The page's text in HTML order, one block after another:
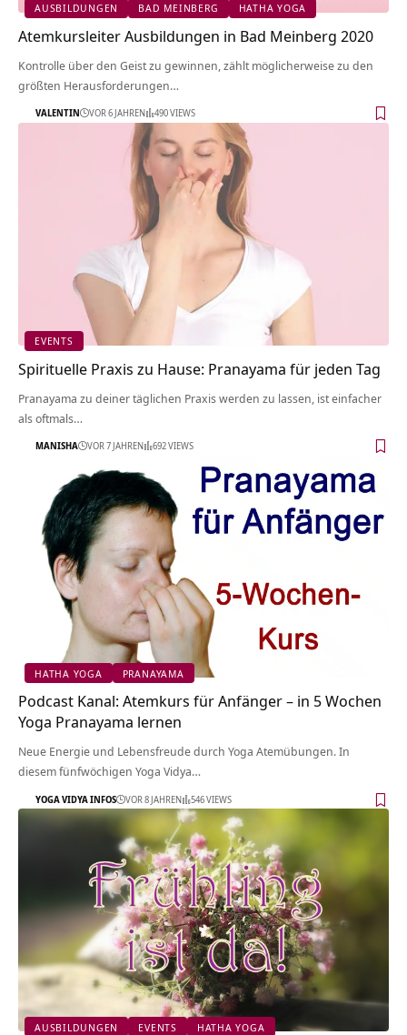
AUSBILDUNGEN BAD MEINBERG HATHA YOGA
Atemkursleiter Ausbildungen in Bad Meinberg 2020
Kontrolle über den Geist zu gewinnen, zählt möglicherweise zu den
größten Herausforderungen…
VALENTIN VOR 6 JAHREN 490 VIEWS
EVENTS
Spirituelle Praxis zu Hause: Pranayama für jeden Tag
Pranayama zu deiner täglichen Praxis werden zu lassen, ist einfacher
als oftmals…
MANISHA VOR 7 JAHREN 692 VIEWS
HATHA YOGA PRANAYAMA
Podcast Kanal: Atemkurs für Anfänger – in 5 Wochen
Yoga Pranayama lernen
Neue Energie und Lebensfreude durch Yoga Atemübungen. In
diesem fünfwöchigen Yoga Vidya…
YOGA VIDYA INFOS VOR 8 JAHREN 546 VIEWS
AUSBILDUNGEN EVENTS HATHA YOGA